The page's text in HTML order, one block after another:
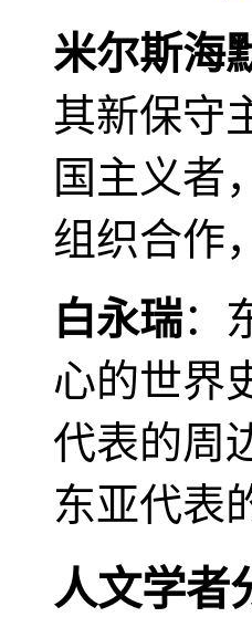
米尔斯海
其新保守
国主义者
组织合作
白永瑞：
心的世界
代表的周
东亚代表
人文学者